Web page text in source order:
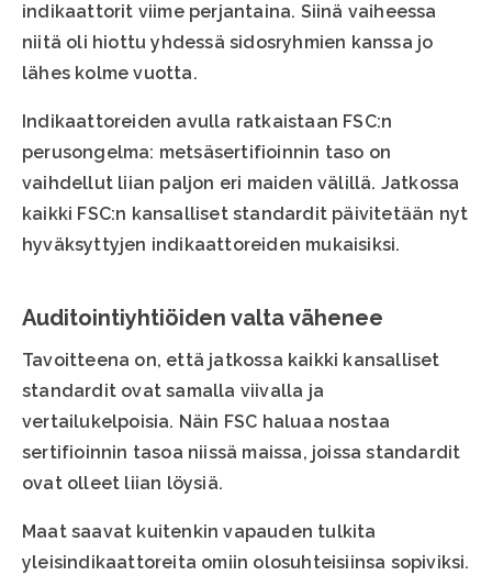
indikaattorit viime perjantaina. Siinä vaiheessa
niitä oli hiottu yhdessä sidosryhmien kanssa jo
lähes kolme vuotta.
Indikaattoreiden avulla ratkaistaan FSC:n
perusongelma: metsäsertifioinnin taso on
vaihdellut liian paljon eri maiden välillä. Jatkossa
kaikki FSC:n kansalliset standardit päivitetään nyt
hyväksyttyjen indikaattoreiden mukaisiksi.
Auditointiyhtiöiden valta vähenee
Tavoitteena on, että jatkossa kaikki kansalliset
standardit ovat samalla viivalla ja
vertailukelpoisia. Näin FSC haluaa nostaa
sertifioinnin tasoa niissä maissa, joissa standardit
ovat olleet liian löysiä.
Maat saavat kuitenkin vapauden tulkita
yleisindikaattoreita omiin olosuhteisiinsa sopiviksi.